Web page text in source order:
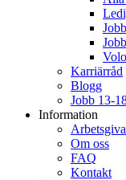
Karriärråd
Blogg
Jobb 13-
Information
Om oss
FAQ
Kontakt